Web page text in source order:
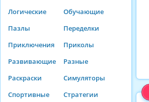
Логические
Обучающие
Пазлы
Переделки
Приключения
Приколы
Развивающие
Разные
Раскраски
Симуляторы
Спортивные
Стратегии